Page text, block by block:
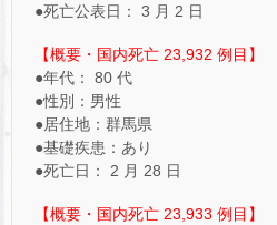
●死亡公表日： 3 月 2 日
【概要・国内死亡 23,932 例目】
●年代： 80 代
●性別：男性
●居住地：群馬県
●基礎疾患：あり
●死亡日： 2 月 28 日
【概要・国内死亡 23,933 例目】